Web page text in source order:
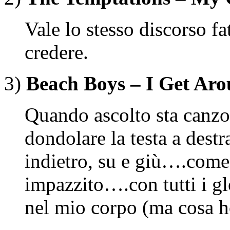
Vale lo stesso discorso
credere.
3) Beach Boys – I Get
Quando ascolto sta
dondolare la testa a
indietro, su e
impazzito….con tutti i
nel mio corpo (ma cosa